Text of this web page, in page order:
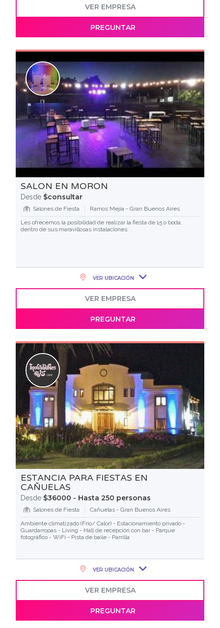
VER EMPRESA
PREGUNTAR
SALON EN MORON
Desde $consultar
Salones de Fiesta
Ramos Mejía - Gran Buenos Aires
Les ofrecemos la posibilidad de realizar la fiesta de 15 o boda,
dentro de sus maravillosas instalaciones. .
VER UBICACIÓN
VER EMPRESA
PREGUNTAR
ESTANCIA PARA FIESTAS EN
CAÑUELAS
Desde $36000 - Hasta 250 personas
Salones de Fiesta
Cañuelas - Gran Buenos Aires
Ambiente climatizado (Frio/ Calor) - Estacionamiento privado -
Guardarropas - Living - Hall de recepción con bar - Parque
fotográfico - WiFi - Pista de baile - Parrilla
VER UBICACIÓN
VER EMPRESA
PREGUNTAR